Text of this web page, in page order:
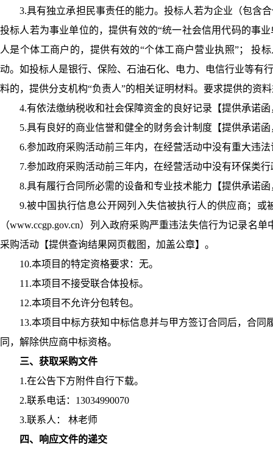
3.具有独立承担民事责任的能力。投标人若为企业（包含
投标人若为事业单位的，提供有效的“统一社会信用代码的事
人是个体工商户的，提供有效的“个体工商户营业执照”； 投
动。如投标人是银行、保险、石油石化、电力、电信行业等有
料的，提供分支机构“负责人”的相关证明材料。要求提供的资
4.有依法缴纳税收和社会保障资金的良好记录【提供承诺
5.具有良好的商业信誉和健全的财务会计制度【提供承诺
6.参加政府采购活动前三年内，在经营活动中没有重大违
7.参加政府采购活动前三年内，在经营活动中没有环保类
8.具有履行合同所必需的设备和专业技术能力【提供承诺
9.被中国执行信息公开网列入失信被执行人的供应商；或
（www.ccgp.gov.cn）列入政府采购严重违法失信行为记录
采购活动【提供查询结果网页截图，加盖公章】。
10.本项目的特定资格要求：无。
11.本项目不接受联合体投标。
12.本项目不允许分包转包。
13.本项目中标方获知中标信息并与甲方签订合同后，合
同，解除供应商中标资格。
三、获取采购文件
1.在公告下方附件自行下载。
2.联系电话：13034990070
3.联系人： 林老师
四、响应文件的递交